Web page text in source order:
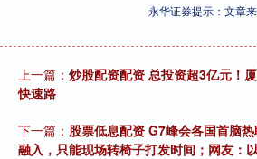
永华证券提示：文章
上一篇： 炒股配资配资 总投资超3亿元！
快速路
下一篇： 股票低息配资 G7峰会各国首脑
融入，只能现场转椅子打发时间；网友：